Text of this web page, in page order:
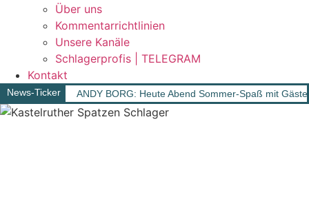
Über uns
Kommentarrichtlinien
Unsere Kanäle
Schlagerprofis | TELEGRAM
Kontakt
News-Ticker ANDY BORG: Heute Abend Sommer-Spaß mit